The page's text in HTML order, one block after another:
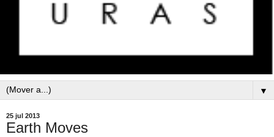
▼
25 jul 2013
Earth Moves